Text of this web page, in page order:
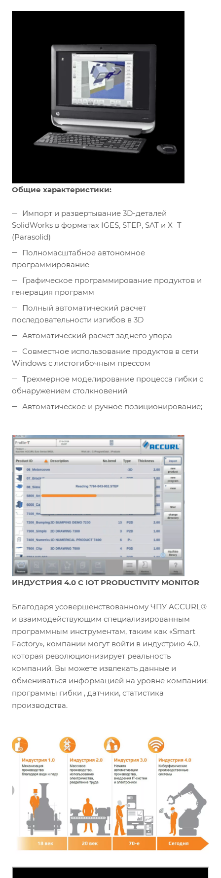
Общие характеристики:
Импорт и развертывание 3D-деталей
SolidWorks в форматах IGES, STEP, SAT и X_T
(Parasolid)
Полномасштабное автономное
программирование
Графическое программирование продуктов и
генерация программ
Полный автоматический расчет
последовательности изгибов в 3D
Автоматический расчет заднего упора
Совместное использование продуктов в сети
Windows с листогибочным прессом
Трехмерное моделирование процесса гибки с
обнаружением столкновений
Автоматическое и ручное позиционирование;
ИНДУСТРИЯ 4.0 С IOT PRODUCTIVITY MONITOR
Благодаря усовершенствованному ЧПУ ACCURL®
и взаимодействующим специализированным
программным инструментам, таким как «Smart
Factory», компании могут войти в индустрию 4.0,
которая революционизирует реальность
компаний. Вы можете извлекать данные и
обмениваться информацией на уровне компании:
программы гибки , датчики, статистика
производства.